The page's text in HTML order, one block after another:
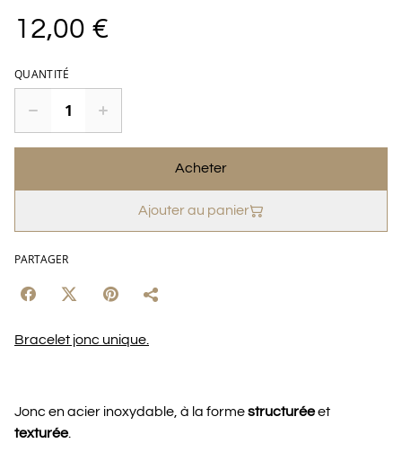
12,00 €
QUANTITÉ
Acheter
Ajouter au panier
PARTAGER
Bracelet jonc unique.
Jonc en acier inoxydable, à la formestructuréeet
texturée.